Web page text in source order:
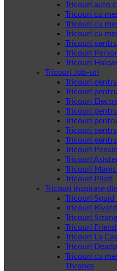
Tricouri auto
Tricouri cu
Tricouri cu
Tricouri cu
Tricouri
Tricouri
Tricouri
Tricouri Job-uri
Tricouri
Tricouri
Tricouri
Tricouri
Tricouri
Tricouri
Tricouri
Tricouri
Tricouri
Tricouri
Tricouri Piloti
Tricouri inspirate
Tricouri Squid
Tricouri
Tricouri
Tricouri
Tricouri La
Tricouri
Tricouri cu
Thrones